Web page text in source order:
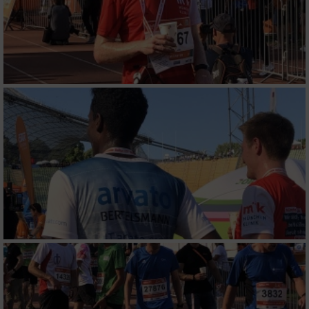
Werbung
Verwendung von Profilen zur Auswahl
personalisierter Werbung
Erstellung von Profilen zur Personalisierung
von Inhalten
Verwendung von Profilen zur Auswahl
personalisierter Inhalte
Messung der Werbeleistung
Messung der Performance von Inhalten
Analyse von Zielgruppen durch Statistiken
oder Kombinationen von Daten aus
verschiedenen Quellen
Entwicklung und Verbesserung der Angebote